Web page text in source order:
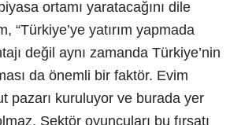
ortamı yaratacağını dile
“Türkiye’ye yatırım yapmada
değil aynı zamanda Türkiye’nin
da önemli bir faktör. Evim
pazarı kuruluyor ve burada yer
Sektör oyuncuları bu fırsatı